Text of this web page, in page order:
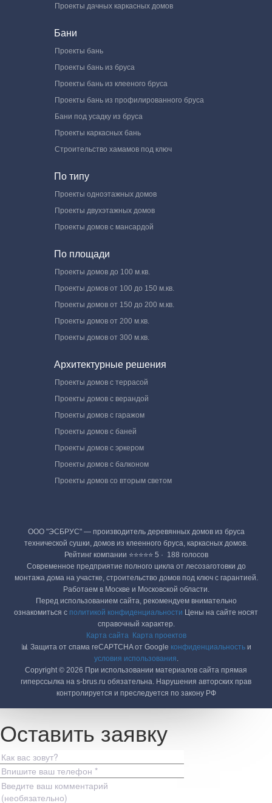
Проекты дачных каркасных домов
Бани
Проекты бань
Проекты бань из бруса
Проекты бань из клееного бруса
Проекты бань из профилированного бруса
Бани под усадку из бруса
Проекты каркасных бань
Строительство хамамов под ключ
По типу
Проекты одноэтажных домов
Проекты двухэтажных домов
Проекты домов с мансардой
По площади
Проекты домов до 100 м.кв.
Проекты домов от 100 до 150 м.кв.
Проекты домов от 150 до 200 м.кв.
Проекты домов от 200 м.кв.
Проекты домов от 300 м.кв.
Архитектурные решения
Проекты домов с террасой
Проекты домов с верандой
Проекты домов с гаражом
Проекты домов с баней
Проекты домов с эркером
Проекты домов с балконом
Проекты домов со вторым светом
ООО "ЭСБРУС" — производитель деревянных домов из бруса
технической сушки, домов из клеенного бруса, каркасных домов.
Рейтинг компании ⭐⭐⭐⭐⭐ 5 · ‎ 188 голосов
Современное предприятие полного цикла от лесозаготовки до
монтажа дома на участке, строительство домов под ключ с гарантией.
Работаем в Москве и Московской области.
Перед использованием сайта, рекомендуем внимательно
ознакомиться с политикой конфиденциальности Цены на сайте носят
справочный характер.
Карта сайта
Карта проектов
📊 Защита от спама reCAPTCHA от Google конфиденциальностьи
условия использования.
Copyright © 2026 При использовании материалов сайта прямая
гиперссылка на s-brus.ru обязательна. Нарушения авторских прав
контролируется и преследуется по закону РФ
Оставить заявку